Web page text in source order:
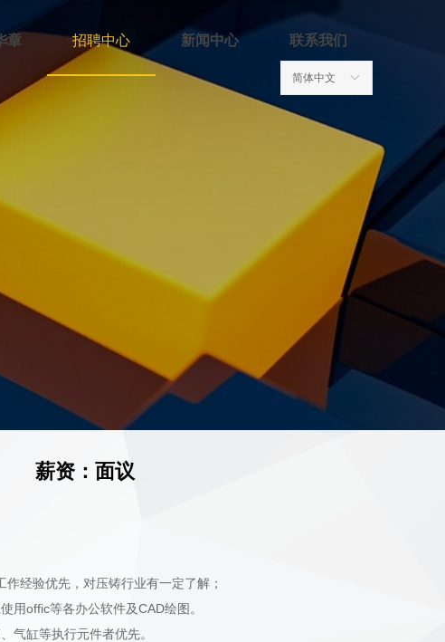
章 招聘中心 新闻中心 联系我们
ꀅ
简体中文
经验优先，对压铸行业有一定了解；
用offic等各办公软件及CAD绘图。
气缸等执行元件者优先。
薪资：面议